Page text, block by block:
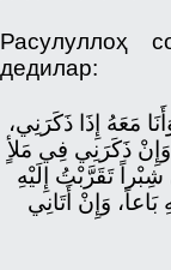
Расулуллоҳ
дедилар:
مَعَهُ إِذَا ذَكَرَنِي،
ذَكَرَنِي فِي مَلأٍ
تَقَرَّبْتُ إِلَيْهِ
وَإِنْ أَتَانِي